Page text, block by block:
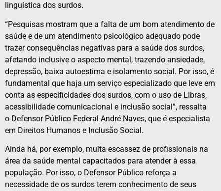
linguística dos surdos.
“Pesquisas mostram que a falta de um bom atendimento de
saúde e de um atendimento psicológico adequado pode
trazer consequências negativas para a saúde dos surdos,
afetando inclusive o aspecto mental, trazendo ansiedade,
depressão, baixa autoestima e isolamento social. Por isso, é
fundamental que haja um serviço especializado que leve em
conta as especificidades dos surdos, com o uso de Libras,
acessibilidade comunicacional e inclusão social”, ressalta
o Defensor Público Federal André Naves, que é especialista
em Direitos Humanos e Inclusão Social.
Ainda há, por exemplo, muita escassez de profissionais na
área da saúde mental capacitados para atender à essa
população. Por isso, o Defensor Público reforça a
necessidade de os surdos terem conhecimento de seus